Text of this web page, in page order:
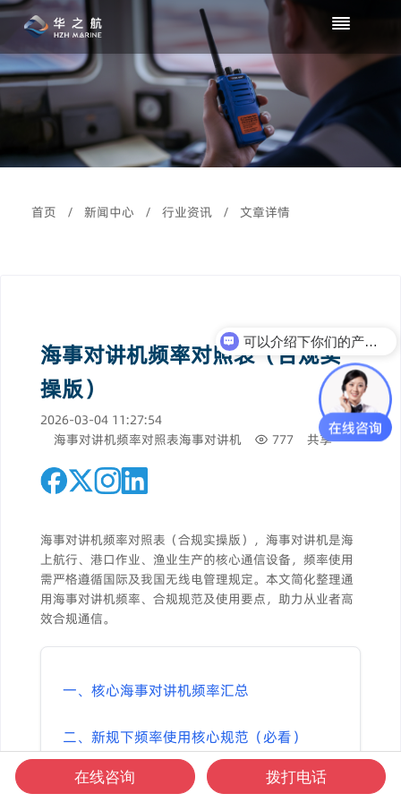
首页 / 新闻中心 / 行业资讯 / 文章详情
海事对讲机频率对照表（合规实
操版）
2026-03-04 11:27:54
海事对讲机频率对照表海事对讲机 777 共享
海事对讲机频率对照表（合规实操版），海事对讲机是海
上航行、港口作业、渔业生产的核心通信设备，频率使用
需严格遵循国际及我国无线电管理规定。本文简化整理通
用海事对讲机频率、合规规范及使用要点，助力从业者高
效合规通信。
一、核心海事对讲机频率汇总
二、新规下频率使用核心规范（必看）
三、场景适配与注意事项
可以介绍下你们的产品么？
在线咨询 拨打电话